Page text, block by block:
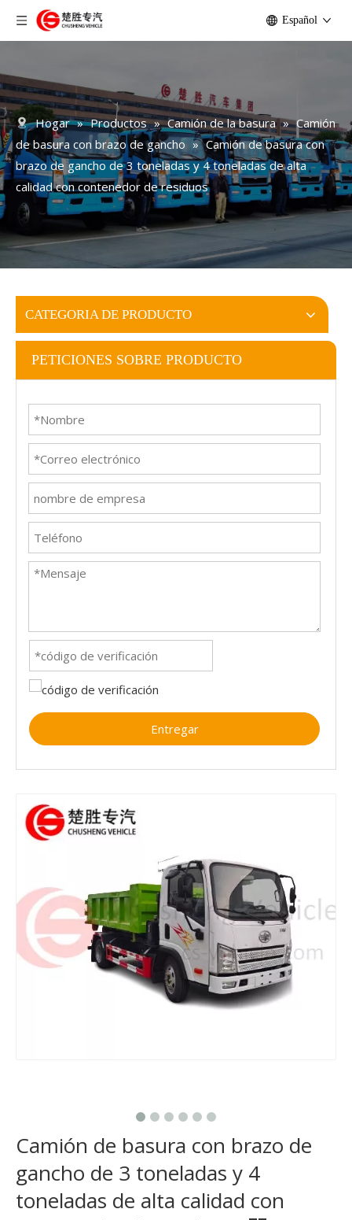
Español
Hogar » Productos » Camión de la basura » Camión
de basura con brazo de gancho » Camión de basura con
brazo de gancho de 3 toneladas y 4 toneladas de alta
calidad con contenedor de residuos
CATEGORIA DE PRODUCTO
PETICIONES SOBRE PRODUCTO
Entregar
Camión de basura con brazo de
gancho de 3 toneladas y 4
toneladas de alta calidad con